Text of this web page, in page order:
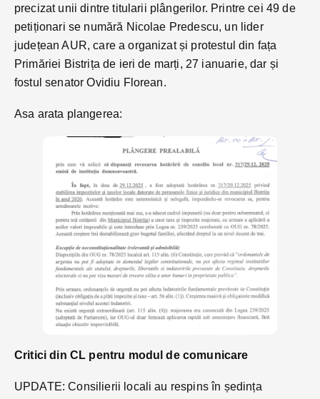
precizat unii dintre titularii plângerilor. Printre cei 49 de
petiționari se numără Nicolae Predescu, un lider
județean AUR, care a organizat și protestul din fața
Primăriei Bistrița de ieri de marți, 27 ianuarie, dar și
fostul senator Ovidiu Florean.
Asa arata plangerea:
Critici din CL pentru modul de comunicare
UPDATE: Consilierii locali au respins în ședința